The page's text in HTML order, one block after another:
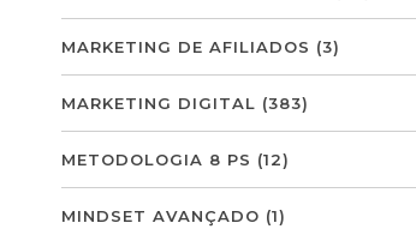
MARKETING DE AFILIADOS (3)
MARKETING DIGITAL (383)
METODOLOGIA 8 PS (12)
MINDSET AVANÇADO (1)